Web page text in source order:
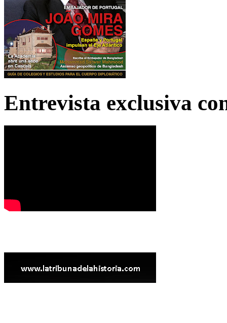
Entrevista exclusiva